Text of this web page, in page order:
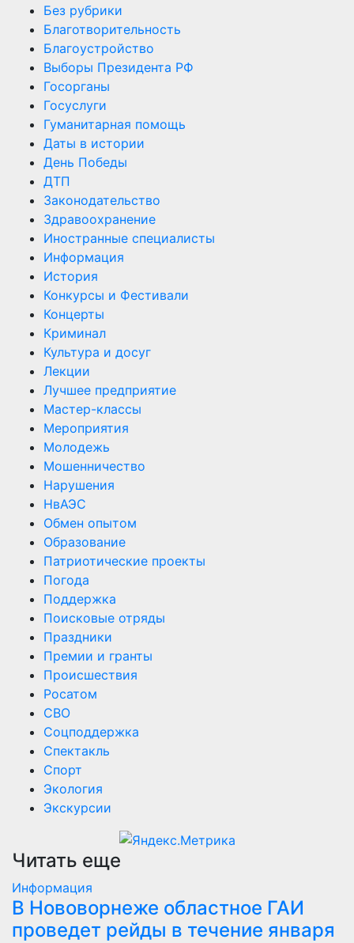
Без рубрики
Благотворительность
Благоустройство
Выборы Президента РФ
Госорганы
Госуслуги
Гуманитарная помощь
Даты в истории
День Победы
ДТП
Законодательство
Здравоохранение
Иностранные специалисты
Информация
История
Конкурсы и Фестивали
Концерты
Криминал
Культура и досуг
Лекции
Лучшее предприятие
Мастер-классы
Мероприятия
Молодежь
Мошенничество
Нарушения
НвАЭС
Обмен опытом
Образование
Патриотические проекты
Погода
Поддержка
Поисковые отряды
Праздники
Премии и гранты
Происшествия
Росатом
СВО
Соцподдержка
Спектакль
Спорт
Экология
Экскурсии
Читать еще
Информация
В Нововорнеже областное ГАИ
проведет рейды в течение января